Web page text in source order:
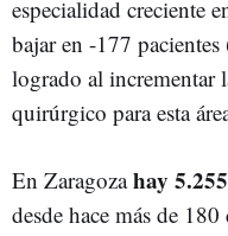
especialidad creciente
bajar en -177
logrado al incrementar
quirúrgico para esta
En Zaragozahay
desde hace más de